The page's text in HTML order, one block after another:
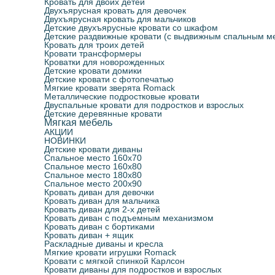
Двухъярусная кровать для девочек
Двухъярусная кровать для мальчиков
Детские двухъярусные кровати со шкафом
Детские раздвижные кровати (с выдвижным спальным
Кровать для троих детей
Кровати трансформеры
Кроватки для новорожденных
Детские кровати домики
Детские кровати с фотопечатью
Мягкие кровати зверята Romack
Металлические подростковые кровати
Двуспальные кровати для подростков и взрослых
Детские деревянные кровати
Мягкая мебель
АКЦИИ
НОВИНКИ
Детские кровати диваны
Спальное место 160х70
Спальное место 160х80
Спальное место 180х80
Спальное место 200х90
Кровать диван для девочки
Кровать диван для мальчика
Кровать диван для 2-х детей
Кровать диван с подъемным механизмом
Кровать диван с бортиками
Кровать диван + ящик
Раскладные диваны и кресла
Мягкие кровати игрушки Romack
Кровати с мягкой спинкой Карлсон
Кровати диваны для подростков и взрослых